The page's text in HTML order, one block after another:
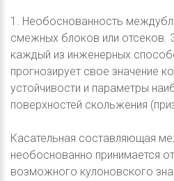
1. Необоснованность
смежных блоков или отсеков.
каждый из инженерных
прогнозирует свое значение
устойчивости и параметры
поверхностей скольжения
Касательная составляющая
необоснованно принимается
возможного кулоновского